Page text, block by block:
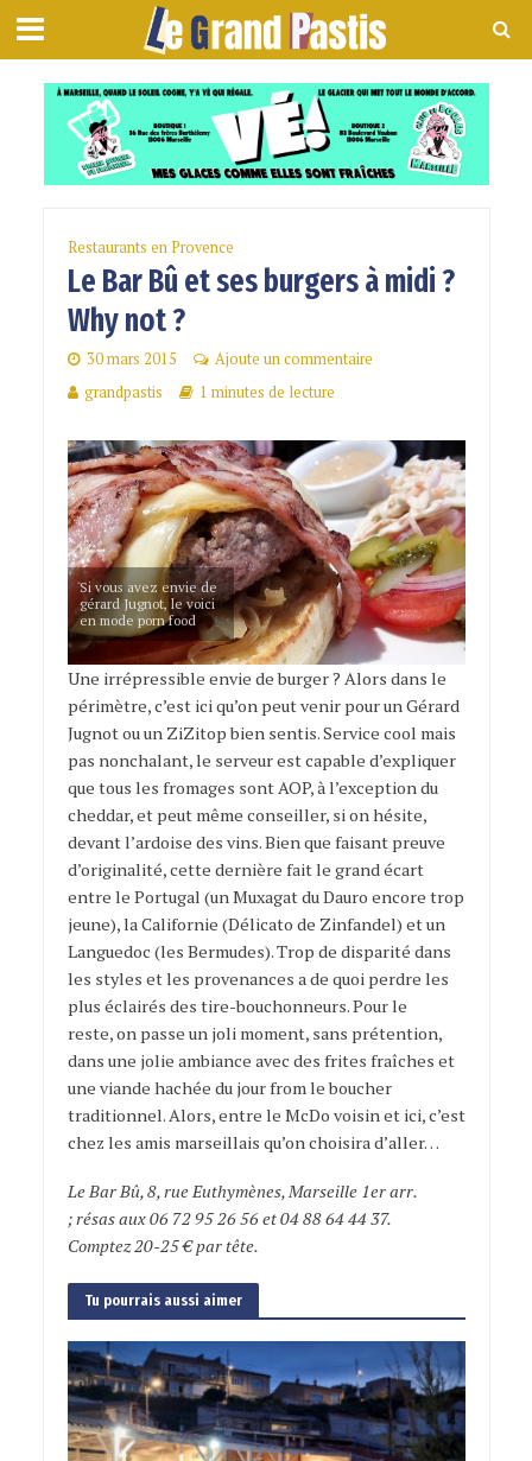
Restaurants en Provence
Le Bar Bû et ses burgers à midi ?
Why not ?
30 mars 2015
Ajoute un commentaire
grandpastis
1 minutes de lecture
Si vous avez envie de
gérard Jugnot, le voici
en mode porn food
Une irrépressible envie de burger ? Alors dans le
périmètre, c’est ici qu’on peut venir pour un Gérard
Jugnot ou un ZiZitop bien sentis. Service cool mais
pas nonchalant, le serveur est capable d’expliquer
que tous les fromages sont AOP, à l’exception du
cheddar, et peut même conseiller, si on hésite,
devant l’ardoise des vins. Bien que faisant preuve
d’originalité, cette dernière fait le grand écart
entre le Portugal (un Muxagat du Dauro encore trop
jeune), la Californie (Délicato de Zinfandel) et un
Languedoc (les Bermudes). Trop de disparité dans
les styles et les provenances a de quoi perdre les
plus éclairés des tire-bouchonneurs. Pour le
reste, on passe un joli moment, sans prétention,
dans une jolie ambiance avec des frites fraîches et
une viande hachée du jour from le boucher
traditionnel. Alors, entre le McDo voisin et ici, c’est
chez les amis marseillais qu’on choisira d’aller…
Le Bar Bû, 8, rue Euthymènes, Marseille 1er arr.
; résas aux 06 72 95 26 56 et 04 88 64 44 37.
Comptez 20-25 € par tête.
Tu pourrais aussi aimer